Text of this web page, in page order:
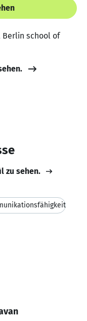
Berlin school of
zu sehen.